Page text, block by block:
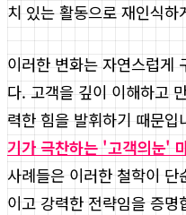
치 있는 활동으로 재인식하
이러한 변화는 자연스럽게
다. 고객을 깊이 이해하고
력한 힘을 발휘하기 때문입
기가 극찬하는 '고객의눈'
사례들은 이러한 철학이
이고 강력한 전략임을 증